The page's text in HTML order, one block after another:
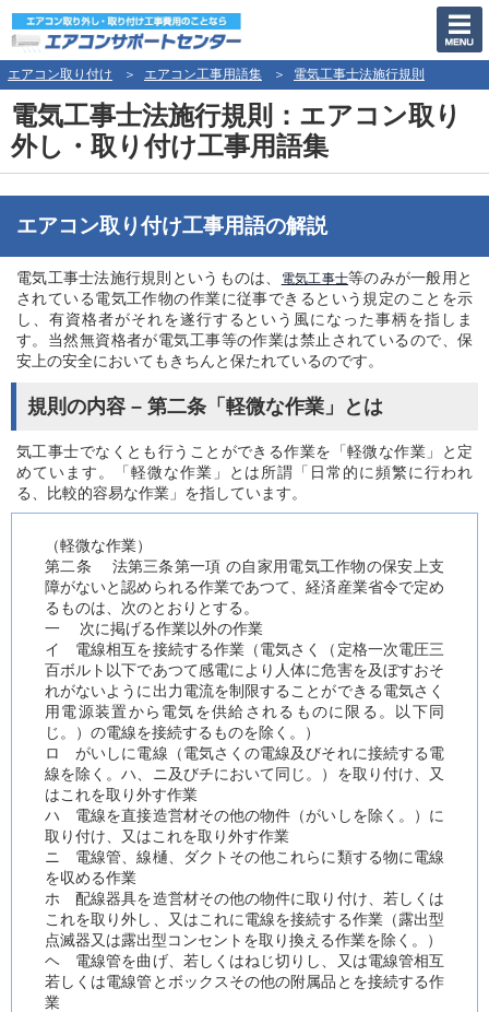
エアコン取り付け エアコン工事用語集 電気工事士法施行規則
電気工事士法施行規則：エアコン取り
外し・取り付け工事用語集
エアコン取り付け工事用語の解説
電気工事士法施行規則というものは、 電気工事士等のみが一般用と
されている電気工作物の作業に従事できるという規定のことを示
し、有資格者がそれを遂行するという風になった事柄を指しま
す。当然無資格者が電気工事等の作業は禁止されているので、保
安上の安全においてもきちんと保たれているのです。
規則の内容 – 第二条「軽微な作業」とは
気工事士でなくとも行うことができる作業を「軽微な作業」と定
めています。「軽微な作業」とは所謂「日常的に頻繁に行われ
る、比較的容易な作業」を指しています。
（軽微な作業）
第二条 法第三条第一項 の自家用電気工作物の保安上支
障がないと認められる作業であつて、経済産業省令で定め
るものは、次のとおりとする。
一 次に掲げる作業以外の作業
イ 電線相互を接続する作業（電気さく（定格一次電圧三
百ボルト以下であつて感電により人体に危害を及ぼすおそ
れがないように出力電流を制限することができる電気さく
用電源装置から電気を供給されるものに限る。以下同
じ。）の電線を接続するものを除く。）
ロ がいしに電線（電気さくの電線及びそれに接続する電
線を除く。ハ、ニ及びチにおいて同じ。）を取り付け、又
はこれを取り外す作業
ハ 電線を直接造営材その他の物件（がいしを除く。）に
取り付け、又はこれを取り外す作業
ニ 電線管、線樋、ダクトその他これらに類する物に電線
を収める作業
ホ 配線器具を造営材その他の物件に取り付け、若しくは
これを取り外し、又はこれに電線を接続する作業（露出型
点滅器又は露出型コンセントを取り換える作業を除く。）
ヘ 電線管を曲げ、若しくはねじ切りし、又は電線管相互
若しくは電線管とボックスその他の附属品とを接続する作
業